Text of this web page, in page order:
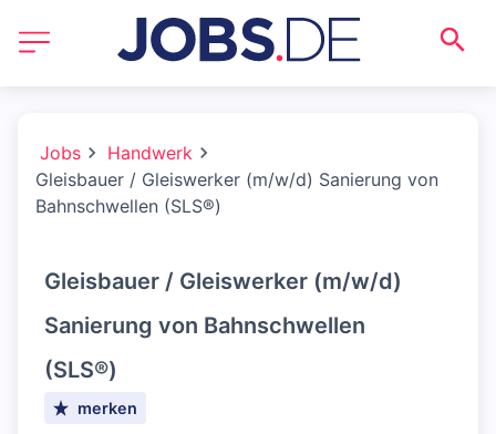
Jobs
Handwerk
Gleisbauer / Gleiswerker (m/w/d) Sanierung von
Bahnschwellen (SLS®)
Gleisbauer / Gleiswerker (m/w/d)
Sanierung von Bahnschwellen
(SLS®)
merken